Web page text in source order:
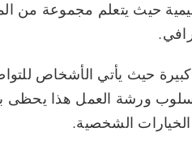
حيث يتعلم مجموعة من
حيث يأتي الأشخاص
ورشة العمل هذا يحظى
الشخصية.